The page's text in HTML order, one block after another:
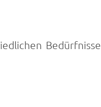
Bedürfnisse